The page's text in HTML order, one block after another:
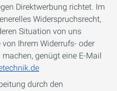
Direktwerbung richtet. Im
Widerspruchsrecht,
Situation von uns
Ihrem Widerrufs- oder
genügt eine E-Mail
durch den